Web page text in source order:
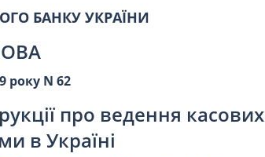
БАНКУ УКРАЇНИ
року N 62
про ведення касових
в Україні